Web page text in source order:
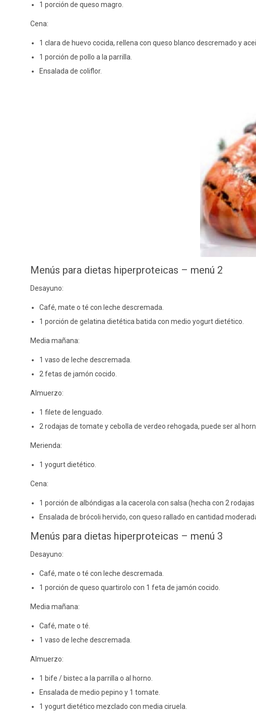
1 porción de queso magro.
Cena:
1 clara de huevo cocida, rellena con queso blanco descremado y
1 porción de pollo a la parrilla.
Ensalada de coliflor.
Menús para dietas hiperproteicas – menú 2
Desayuno:
Café, mate o té con leche descremada.
1 porción de gelatina dietética batida con medio yogurt dietético.
Media mañana:
1 vaso de leche descremada.
2 fetas de jamón cocido.
Almuerzo:
1 filete de lenguado.
2 rodajas de tomate y cebolla de verdeo rehogada, puede ser al
Merienda:
1 yogurt dietético.
Cena:
1 porción de albóndigas a la cacerola con salsa (hecha con 2
Ensalada de brócoli hervido, con queso rallado en cantidad
Menús para dietas hiperproteicas – menú 3
Desayuno:
Café, mate o té con leche descremada.
1 porción de queso quartirolo con 1 feta de jamón cocido.
Media mañana:
Café, mate o té.
1 vaso de leche descremada.
Almuerzo:
1 bife / bistec a la parrilla o al horno.
Ensalada de medio pepino y 1 tomate.
1 yogurt dietético mezclado con media ciruela.